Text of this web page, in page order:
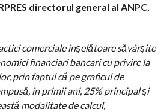
directorul general al ANPC,
comerciale înşelătoare săvârşite
financiari bancari cu privire la
prin faptul că pe graficul de
în primii ani, 25% principal şi
modalitate de calcul,